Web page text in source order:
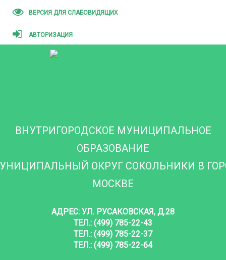
ВЕРСИЯ ДЛЯ СЛАБОВИДЯЩИХ
АВТОРИЗАЦИЯ
ВНУТРИГОРОДСКОЕ МУНИЦИПАЛЬНОЕ
ОБРАЗОВАНИЕ
ОКРУГ СОКОЛЬНИКИ В
МОСКВЕ
АДРЕС: УЛ. РУСАКОВСКАЯ, Д.28
ТЕЛ.: (499) 785-22-43
ТЕЛ.: (499) 785-22-37
ТЕЛ.: (499) 785-22-64